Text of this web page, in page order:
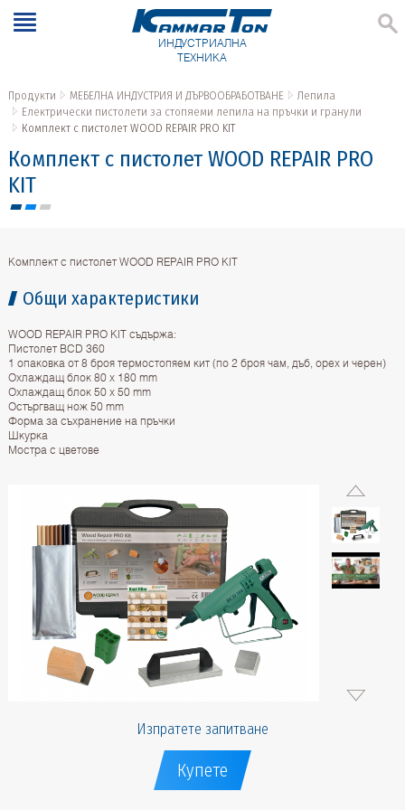
ИНДУСТРИАЛНА
ТЕХНИКА
Продукти МЕБЕЛНА ИНДУСТРИЯ И ДЪРВООБРАБОТВАНЕ
Лепила
Електрически пистолети за стопяеми лепила на пръчки и гранули
Комплект с пистолет WOOD REPAIR PRO KIT
Комплект с пистолет WOOD REPAIR PRO
KIT
Комплект с пистолет WOOD REPAIR PRO KIT
Общи характеристики
WOOD REPAIR PRO KIT съдържа:
Пистолет BCD 360
1 опаковка от 8 броя термостопяем кит (по 2 броя чам, дъб, орех и черен)
Охлаждащ блок 80 х 180 mm
Охлаждащ блок 50 х 50 mm
Остъргващ нож 50 mm
Форма за съхранение на пръчки
Шкурка
Мостра с цветове
Изпратете запитване
Купете